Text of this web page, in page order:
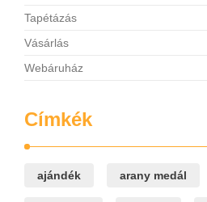
Tapétázás
Vásárlás
Webáruház
Címkék
ajándék arany medál